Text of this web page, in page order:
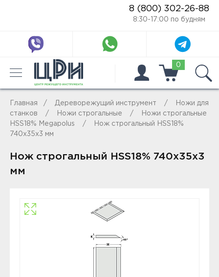
8 (800) 302-26-88
8:30-17:00 по будням
0
Главная Дереворежущий инструмент
Ножи для
станков
Ножи строгальные
Ножи строгальные
HSS18% Megapolus
Нож строгальный HSS18%
740x35x3 мм
Нож строгальный HSS18% 740x35x3
мм